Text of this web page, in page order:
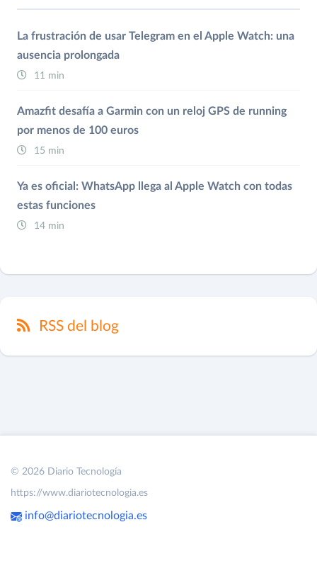
La frustración de usar Telegram en el Apple Watch: una
ausencia prolongada
11 min
Amazfit desafía a Garmin con un reloj GPS de running
por menos de 100 euros
15 min
Ya es oficial: WhatsApp llega al Apple Watch con todas
estas funciones
14 min
RSS del blog
© 2026 Diario Tecnología
https://www.diariotecnologia.es
info@diariotecnologia.es